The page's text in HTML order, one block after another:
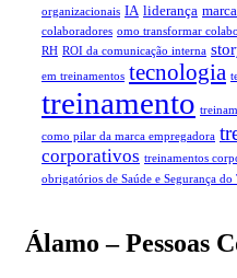
organizacionais IA liderança
colaboradores omo transformar
RH ROI da comunicação interna
em treinamentos tecnologia
treinamento
como pilar da marca empregadora
corporativos treinamentos
obrigatórios de Saúde e Segurança do
Álamo – Pessoas